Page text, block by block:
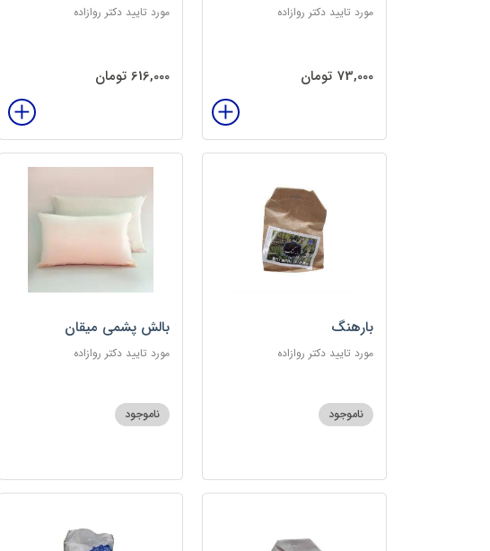
مورد تایید دکتر روازاده
73,000 تومان
مورد تایید دکتر روازاده
616,000 تومان
بارهنگ
مورد تایید دکتر روازاده
ناموجود
بالش پشمی میقان
مورد تایید دکتر روازاده
ناموجود